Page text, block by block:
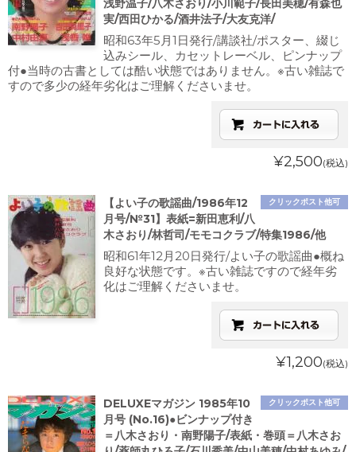
浅野温子/八木さおり/小川範子/長田美穂/有森也
実/西田ひかる/酒井法子/大友克洋/
昭和63年5月1日発行/講談社/ポスター、綴じ
込みシール、カセットレーベル、ピンナップ
付●当時の古書としては酷い状態ではありません。※古い雑誌で
すので多少の経年劣化はご理解くださいませ。
¥2,500(税込)
クリックポスト他可
【よい子の歌謡曲/1986年12
月号/№31】表紙=新田恵利/八
木さおり/林哲司/モモコクラブ/特集1986/他
昭和61年12月20日発行/よい子の歌謡曲●概ね
良好な状態です。※古い雑誌ですので経年劣
化はご理解くださいませ。
¥1,200(税込)
クリックポスト他可
DELUXEマガジン 1985年10
月号 (No.16)●ビンナップ付き
＝八木さおり・南野陽子/表紙・巻頭＝八木さお